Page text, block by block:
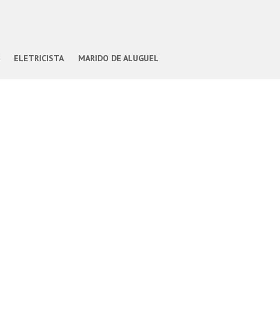
ELETRICISTA MARIDO DE ALUGUEL